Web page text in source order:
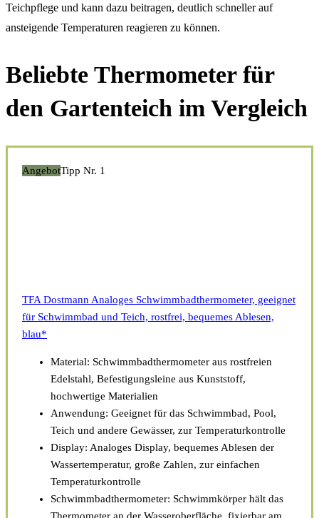
Teichpflege und kann dazu beitragen, deutlich schneller auf
ansteigende Temperaturen reagieren zu können.
Beliebte Thermometer für
den Gartenteich im Vergleich
AngebotTipp Nr. 1
TFA Dostmann Analoges Schwimmbadthermometer, geeignet
für Schwimmbad und Teich, rostfrei, bequemes Ablesen,
blau*
Material: Schwimmbadthermometer aus rostfreien
Edelstahl, Befestigungsleine aus Kunststoff,
hochwertige Materialien
Anwendung: Geeignet für das Schwimmbad, Pool,
Teich und andere Gewässer, zur Temperaturkontrolle
Display: Analoges Display, bequemes Ablesen der
Wassertemperatur, große Zahlen, zur einfachen
Temperaturkontrolle
Schwimmbadthermometer: Schwimmkörper hält das
Thermometer an der Wasseroberfläche, fixierbar am